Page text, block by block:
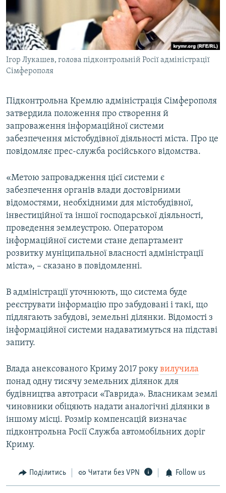
СВІДЧЕННЯ ОКУПАЦІЇ
УКРАЇНСЬКА ПРОБЛЕМА КРИМУ
ІНФОГРАФІКА
Русский
Qırımtatar
ДОЛУЧАЙСЯ!
Усі сайти RFE/RL
Ігор Лукашев, голова підконтрольній Росії адміністрації
Сімферополя
Підконтрольна Кремлю адміністрація Сімферополя
затвердила положення про створення й
запроваження інформаційної системи
забезпечення містобудівної діяльності міста. Про це
повідомляє прес-служба російського відомства.
«Метою запровадження цієї системи є
забезпечення органів влади достовірними
відомостями, необхідними для містобудівної,
інвестиційної та іншої господарської діяльності,
проведення землеустрою. Оператором
інформаційної системи стане департамент
розвитку муніципальної власності адміністрації
міста», – сказано в повідомленні.
В адміністрації уточнюють, що система буде
реєструвати інформацію про забудовані і такі, що
підлягають забудові, земельні ділянки. Відомості з
інформаційної системи надаватимуться на підставі
запиту.
Влада анексованого Криму 2017 року вилучила
понад одну тисячу земельних ділянок для
будівництва автотраси «Таврида». Власникам землі
чиновники обіцяють надати аналогічні ділянки в
іншому місці. Розмір компенсацій визначає
підконтрольна Росії Служба автомобільних доріг
Криму.
Поділитись Читати без VPN Follow us